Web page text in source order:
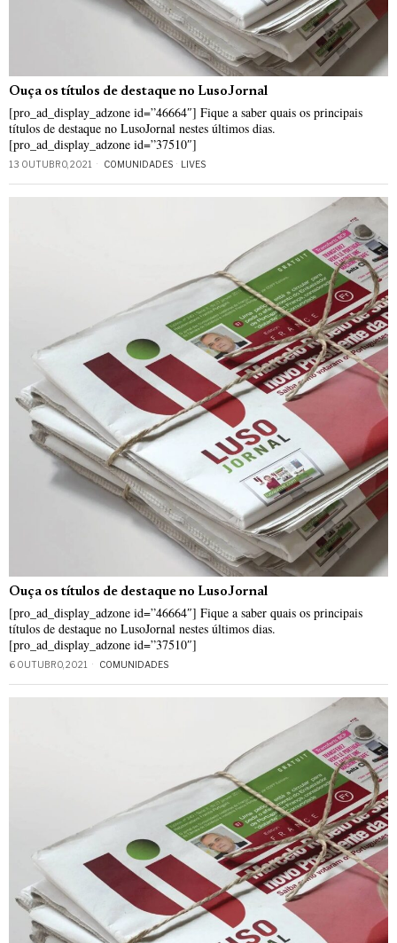
Ouça os títulos de destaque no LusoJornal
[pro_ad_display_adzone id=”46664″] Fique a saber quais os principais
títulos de destaque no LusoJornal nestes últimos dias.
[pro_ad_display_adzone id=”37510″]
13 OUTUBRO, 2021 COMUNIDADES · LIVES
Ouça os títulos de destaque no LusoJornal
[pro_ad_display_adzone id=”46664″] Fique a saber quais os principais
títulos de destaque no LusoJornal nestes últimos dias.
[pro_ad_display_adzone id=”37510″]
6 OUTUBRO, 2021 COMUNIDADES